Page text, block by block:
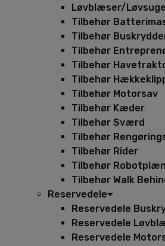
Løvblæser/
Tilbehør
Tilbehør
Tilbehør
Tilbehør
Tilbehør
Tilbehør Motorsav
Tilbehør Kæder
Tilbehør Sværd
Tilbehør
Tilbehør Rider
Tilbehør
Tilbehør Walk
Reservedele
Reservedele
Reservedele
Reservedele